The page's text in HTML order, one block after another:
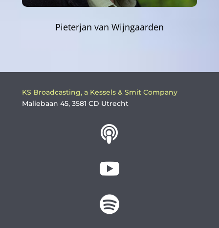
Pieterjan van Wijngaarden
KS Broadcasting, a Kessels & Smit Company
Maliebaan 45, 3581 CD Utrecht


